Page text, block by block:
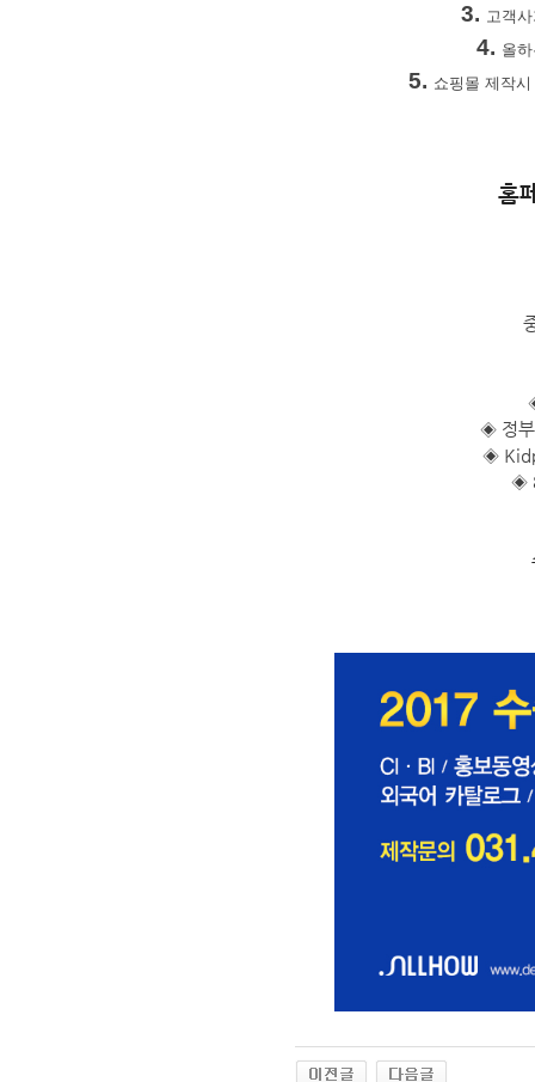
3. 고객
4. 올
5. 쇼핑몰 제작
홈
◈ 정
◈
◈